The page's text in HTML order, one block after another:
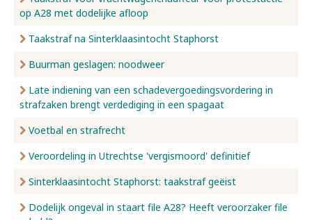
op A28 met dodelijke afloop
Taakstraf na Sinterklaasintocht Staphorst
Buurman geslagen: noodweer
Late indiening van een schadevergoedingsvordering in
strafzaken brengt verdediging in een spagaat
Voetbal en strafrecht
Veroordeling in Utrechtse 'vergismoord' definitief
Sinterklaasintocht Staphorst: taakstraf geëist
Dodelijk ongeval in staart file A28? Heeft veroorzaker file